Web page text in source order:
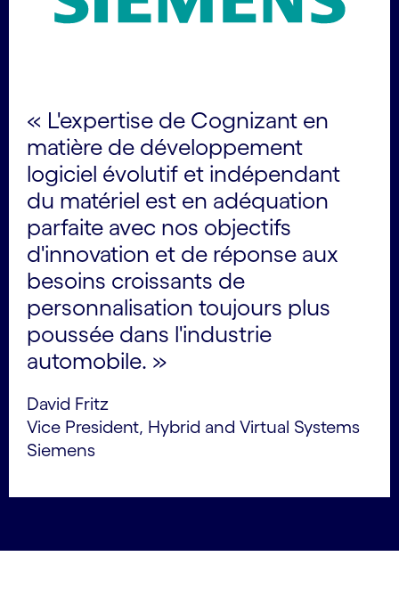
« L'expertise de Cognizant en
matière de développement
logiciel évolutif et indépendant
du matériel est en adéquation
parfaite avec nos objectifs
d'innovation et de réponse aux
besoins croissants de
personnalisation toujours plus
poussée dans l'industrie
automobile. »
David Fritz
Vice President, Hybrid and Virtual Systems
Siemens